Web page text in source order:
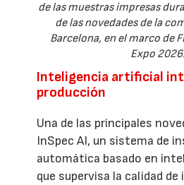
de las muestras impresas
de las novedades de la
Barcelona, en el marco de
Expo 2026.
Inteligencia artificial
producción
Una de las principales
InSpec AI, un sistema de
automática basado en
que supervisa la calidad de